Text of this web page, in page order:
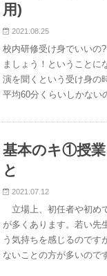
用)
2021.08.25
校内研修受け身でいい
ましょう！ということに
演を聞くという受け身の
平均60分くらいしかない
基本のキ①授業
と
2021.07.12
立場上、初任者や初め
が多くあります。若い先
う気持ちを感じるのです
ないことの方が多いの